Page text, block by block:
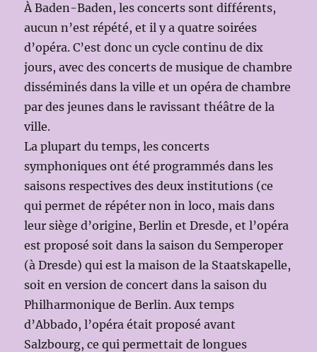
À Baden-Baden, les concerts sont différents,
aucun n’est répété, et il y a quatre soirées
d’opéra. C’est donc un cycle continu de dix
jours, avec des concerts de musique de chambre
disséminés dans la ville et un opéra de chambre
par des jeunes dans le ravissant théâtre de la
ville.
La plupart du temps, les concerts
symphoniques ont été programmés dans les
saisons respectives des deux institutions (ce
qui permet de répéter non in loco, mais dans
leur siège d’origine, Berlin et Dresde, et l’opéra
est proposé soit dans la saison du Semperoper
(à Dresde) qui est la maison de la Staatskapelle,
soit en version de concert dans la saison du
Philharmonique de Berlin. Aux temps
d’Abbado, l’opéra était proposé avant
Salzbourg, ce qui permettait de longues